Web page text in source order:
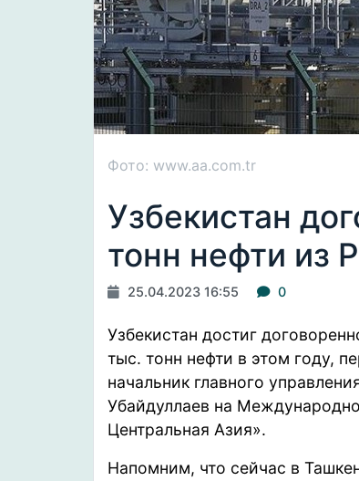
Фото: www.aa.com.tr
Узбекистан
тонн нефти из
25.04.2023 16:55 0
Узбекистан достиг
тыс. тонн нефти в этом году,
начальник главного
Убайдуллаев на
Центральная Азия».
Напомним, что сейчас в